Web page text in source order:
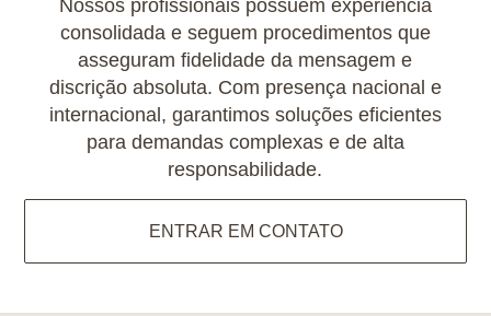
Nossos profissionais possuem experiência
consolidada e seguem procedimentos que
asseguram fidelidade da mensagem e
discrição absoluta. Com presença nacional e
internacional, garantimos soluções eficientes
para demandas complexas e de alta
responsabilidade.
ENTRAR EM CONTATO